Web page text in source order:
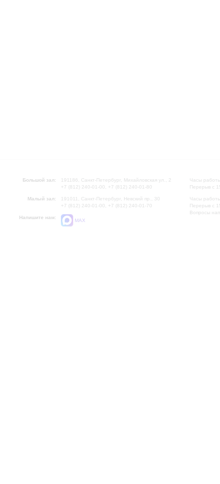
Большой зал:
191186, Санкт-Петербург, Михайловская ул., 2
+7 (812) 240-01-00, +7 (812) 240-01-80
Малый зал:
191011, Санкт-Петербург, Невский пр., 30
+7 (812) 240-01-00, +7 (812) 240-01-70
Напишите нам:
MAX
Часы
Перерыв с
Часы
Перерыв с
Вопросы